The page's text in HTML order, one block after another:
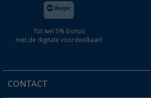
Tot wel 5% bonus
met de digitale voordeelkaart
CONTACT